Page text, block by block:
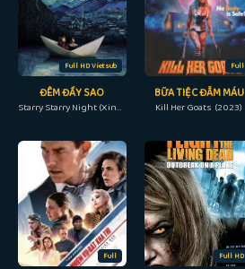
Full HD Vietsub
ĐÊM ĐẦY SAO
Starry Starry Night (Xing kong) (2011)
Full
BỮA TIỆC ĐẪM MÁU
Kill Her Goats (2023)
Full Full HD